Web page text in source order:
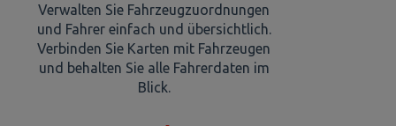
Verwalten Sie Fahrzeugzuordnungen
und Fahrer einfach und übersichtlich.
Verbinden Sie Karten mit Fahrzeugen
und behalten Sie alle Fahrerdaten im
Blick.